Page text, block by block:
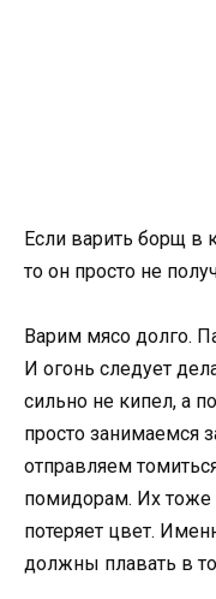
Если варить борщ в
то он просто не
Варим мясо долго.
И огонь следует
сильно не кипел, а
просто занимаемся
отправляем
помидорам. Их тоже
потеряет цвет.
должны плавать в